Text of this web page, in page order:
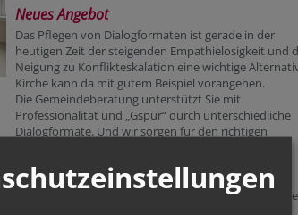
Neues Angebot
Das Pflegen von Dialogformaten ist gerade in der
heutigen Zeit der steigenden Empathielosigkeit und
Neigung zu Konflikteskalation eine wichtige
Kirche kann da mit gutem Beispiel vorangehen.
Die Gemeindeberatung unterstützt Sie mit
Professionalität und „Gspür“ durch unterschiedliche
Dialogformate. Und wir sorgen für den richtigen
Mehr sieheFlyer!
, wir freuen uns auf